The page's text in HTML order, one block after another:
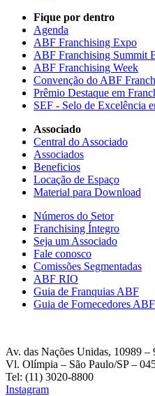
Fique por dentro
Agenda
ABF Franchising Expo
ABF Franchising Summit
ABF Franchising Week
Convenção do ABF
Prêmio Destaque em
SEF - Selo de Excelência
Associado
Central do Associado
Associados
Beneficios
Locação de Espaço
Material para Download
Números do Setor
Franchising Íntegro
Seja um Associado
Fale conosco
Comissões Segmentadas
ABF RIO
Guia de Franquias ABF
Guia de Fornecedores ABF
Av. das Nações Unidas, 10989 –
Vl. Olímpia – São Paulo/SP –
Tel: (11) 3020-8800
Instagram